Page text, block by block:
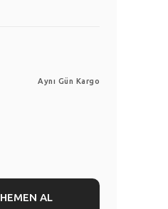
Aynı Gün Kargo
HEMEN AL